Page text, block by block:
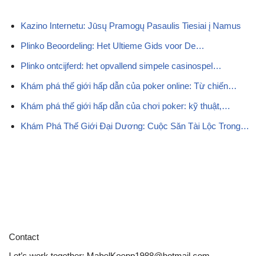
Kazino Internetu: Jūsų Pramogų Pasaulis Tiesiai į Namus
Plinko Beoordeling: Het Ultieme Gids voor De…
Plinko ontcijferd: het opvallend simpele casino­spel…
Khám phá thế giới hấp dẫn của poker online: Từ chiến…
Khám phá thế giới hấp dẫn của chơi poker: kỹ thuật,…
Khám Phá Thế Giới Đại Dương: Cuộc Săn Tài Lộc Trong…
Contact